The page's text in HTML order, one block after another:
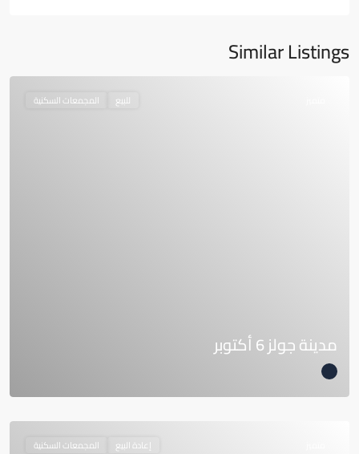
Similar Listings
للبيع المجمعات السكنية
مدينة جولز 6 أكتوبر
إعادة البيع المجمعات السكنية